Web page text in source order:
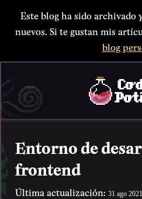
Este blog ha sido archivado
nuevos. Si te gustan mis
blog
Entorno de
frontend
Última actualización: 31 ago 2021